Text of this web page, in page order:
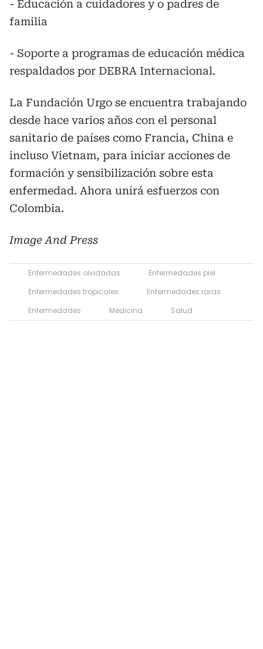
- Educación a cuidadores y o padres de
familia
- Soporte a programas de educación médica
respaldados por DEBRA Internacional.
La Fundación Urgo se encuentra trabajando
desde hace varios años con el personal
sanitario de países como Francia, China e
incluso Vietnam, para iniciar acciones de
formación y sensibilización sobre esta
enfermedad. Ahora unirá esfuerzos con
Colombia.
Image And Press
Enfermedades olvidadas
Enfermedades piel
Enfermedades tropicales
Enfermedades raras
Enfermedades
Medicina Salud